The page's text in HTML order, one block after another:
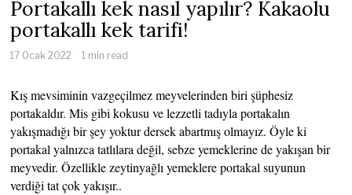
Portakallı kek nasıl yapılır? Kakaolu
portakallı kek tarifi!
17 Ocak 2022 1 min read
Kış mevsiminin vazgeçilmez meyvelerinden biri şüphesiz
portakaldır. Mis gibi kokusu ve lezzetli tadıyla portakalın
yakışmadığı bir şey yoktur dersek abartmış olmayız. Öyle ki
portakal yalnızca tatlılara değil, sebze yemeklerine de yakışan bir
meyvedir. Özellikle zeytinyağlı yemeklere portakal suyunun
verdiği tat çok yakışır..